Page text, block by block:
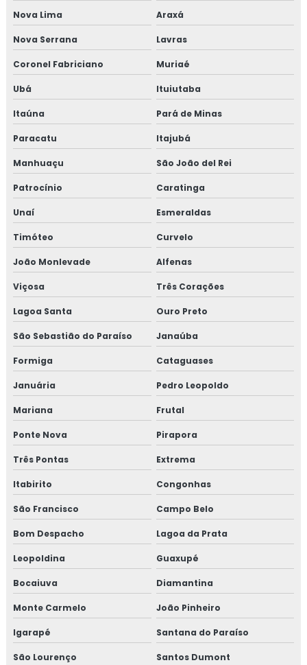
Consultoria para setor alimentício
Consultoria para setor de alimentos
Consultoria em sistema de gestão halal
Consultoria em transporte de feed materials
Consultoria em tratamento de não conformidades
Consultoria em tratamento de não conformidades e
causas raiz
Curso de 5s para empresas
Curso auditor interno fssc 22000
Curso de auditor interno iso
Curso de auditor interno iso 9001
Curso de auditor iso 9001
Curso de boas práticas de fabricação
Curso de bpf para indústria de alimentos
Curso fssc
Curso fssc 22000 online
Curso de gerenciamento de resíduos sólidos
Curso de gestão de resíduos
Curso de gestão de resíduos sólidos
Nova Lima Araxá
Nova Serrana Lavras
Coronel Fabriciano Muriaé
Ubá Ituiutaba
Itaúna Pará de Minas
Paracatu Itajubá
Manhuaçu São João del Rei
Patrocínio Caratinga
Unaí Esmeraldas
Timóteo Curvelo
João Monlevade Alfenas
Viçosa Três Corações
Lagoa Santa Ouro Preto
São Sebastião do Paraíso Janaúba
Formiga Cataguases
Januária Pedro Leopoldo
Mariana Frutal
Ponte Nova Pirapora
Três Pontas Extrema
Itabirito Congonhas
São Francisco Campo Belo
Bom Despacho Lagoa da Prata
Leopoldina Guaxupé
Bocaiuva Diamantina
Monte Carmelo João Pinheiro
Igarapé Santana do Paraíso
São Lourenço Santos Dumont